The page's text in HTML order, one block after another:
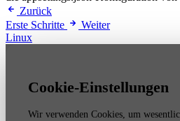
Zurück
Erste Schritte
Weiter
Linux
Cookie-Einstellungen
Wir verwenden Cookies, um